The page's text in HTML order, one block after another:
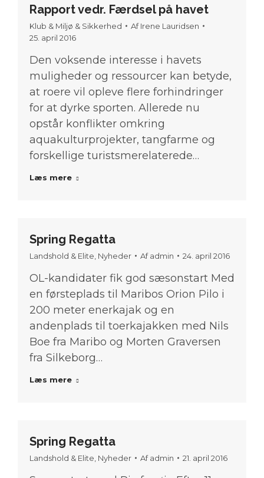
Rapport vedr. Færdsel på havet
Klub & Miljø & Sikkerhed AfIrene Lauridsen
25. april 2016
Den voksende interesse i havets
muligheder og ressourcer kan betyde,
at roere vil opleve flere forhindringer
for at dyrke sporten. Allerede nu
opstår konflikter omkring
aquakulturprojekter, tangfarme og
forskellige turistsmerelaterede…
Læs mere
Spring Regatta
Landshold & Elite Nyheder Afadmin 24. april 2016
OL-kandidater fik god sæsonstart Med
en førsteplads til Maribos Orion Pilo i
200 meter enerkajak og en
andenplads til toerkajakken med Nils
Boe fra Maribo og Morten Graversen
fra Silkeborg…
Læs mere
Spring Regatta
Landshold & Elite Nyheder Afadmin 21. april 2016